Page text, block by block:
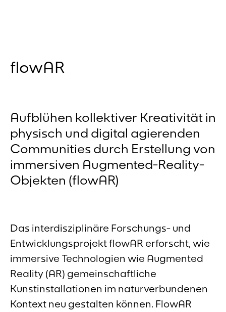
flowAR
Aufblühen kollektiver Kreativität in
physisch und digital agierenden
Communities durch Erstellung von
immersiven Augmented-Reality-
Objekten (flowAR)
Das interdisziplinäre Forschungs- und
Entwicklungsprojekt flowAR erforscht, wie
immersive Technologien wie Augmented
Reality (AR) gemeinschaftliche
Kunstinstallationen im naturverbundenen
Kontext neu gestalten können. FlowAR